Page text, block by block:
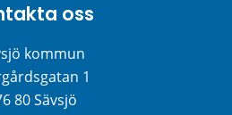
oss
kommun
1
80 Sävsjö